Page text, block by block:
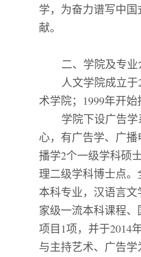
学，为奋力谱写中
献。
二、学院及专业
人文学院成立于
术学院； 1999年开始
学院下设广告
心，有广告学、广
播学2个一级学科硕
理二级学科博士点
本科专业， 汉语言
家级一流本科课程、
项目 1项， 并于2014
与主持艺术、广告